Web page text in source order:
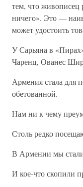
тем, что живописец
ничего». Это —
может удостоить
У Сарьяна в
Чаренц, Ованес
Армения стала для
обетованной.
Нам ни к чему
Столь редко
В Армении мы
И кое-что скопили